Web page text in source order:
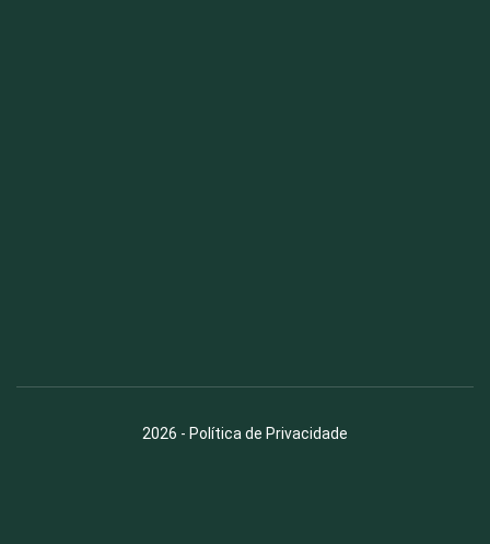
2026 - Política de Privacidade